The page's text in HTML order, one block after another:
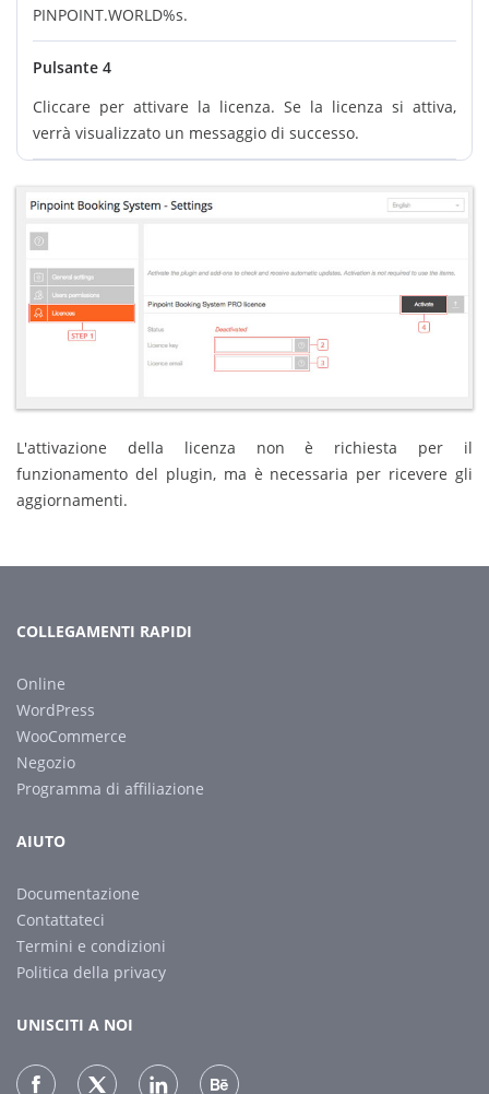
PINPOINT.WORLD%s.
Pulsante 4
Cliccare per attivare la licenza. Se la licenza si attiva,
verrà visualizzato un messaggio di successo.
L'attivazione della licenza non è richiesta per il
funzionamento del plugin, ma è necessaria per ricevere gli
aggiornamenti.
COLLEGAMENTI RAPIDI
Online
WordPress
WooCommerce
Negozio
Programma di affiliazione
AIUTO
Documentazione
Contattateci
Termini e condizioni
Politica della privacy
UNISCITI A NOI